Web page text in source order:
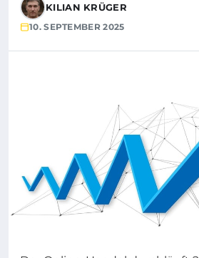
KILIAN KRÜGER
10. SEPTEMBER 2025